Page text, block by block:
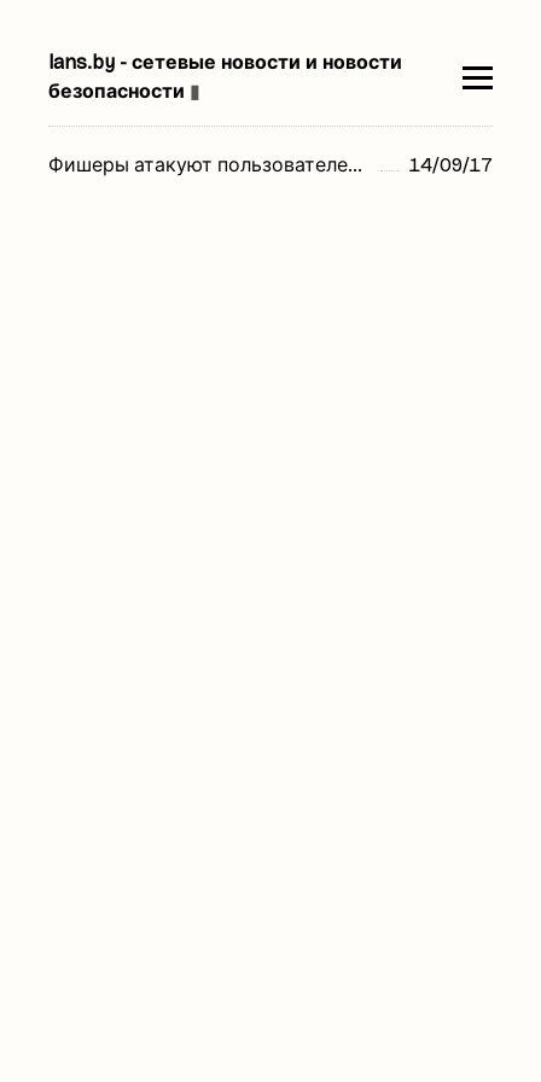
lans.by - сетевые новости и новости
безопасности ▮
Фишеры атакуют пользователей LinkedIn 14/09/17